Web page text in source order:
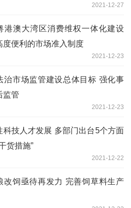
2021-12-27
港澳大湾区消费维权一体化建设
度便利的市场准入制度
2021-12-23
治市场监管建设总体目标 强化事
监管
2021-12-23
科技人才发展 多部门出台5个方面
货措施”
2021-12-22
改饲亟待再发力 完善饲草料生产